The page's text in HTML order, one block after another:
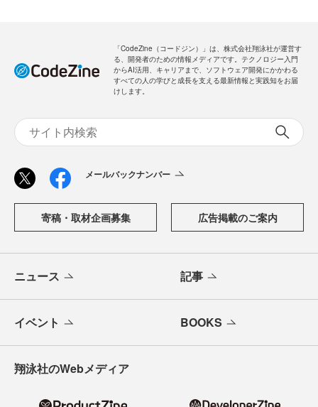
「CodeZine（コードジン）」は、株式会社翔泳社が運営す
る、開発者のための情報メディアです。テクノロジー入門
からAI活用、キャリアまで、ソフトウェア開発にかかわる
すべての人の学びと成長を支える最新情報と実践知をお届
けします。
メールバックナンバー
寄稿・取材企画募集 広告掲載のご案内
ニュース 記事
イベント BOOKS
翔泳社のWebメディア